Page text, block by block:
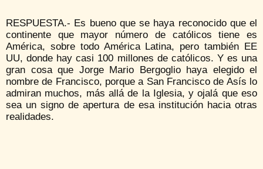
RESPUESTA.- Es bueno que se haya reconocido que el
continente que mayor número de católicos tiene es
América, sobre todo América Latina, pero también EE
UU, donde hay casi 100 millones de católicos. Y es una
gran cosa que Jorge Mario Bergoglio haya elegido el
nombre de Francisco, porque a San Francisco de Asís lo
admiran muchos, más allá de la Iglesia, y ojalá que eso
sea un signo de apertura de esa institución hacia otras
realidades.